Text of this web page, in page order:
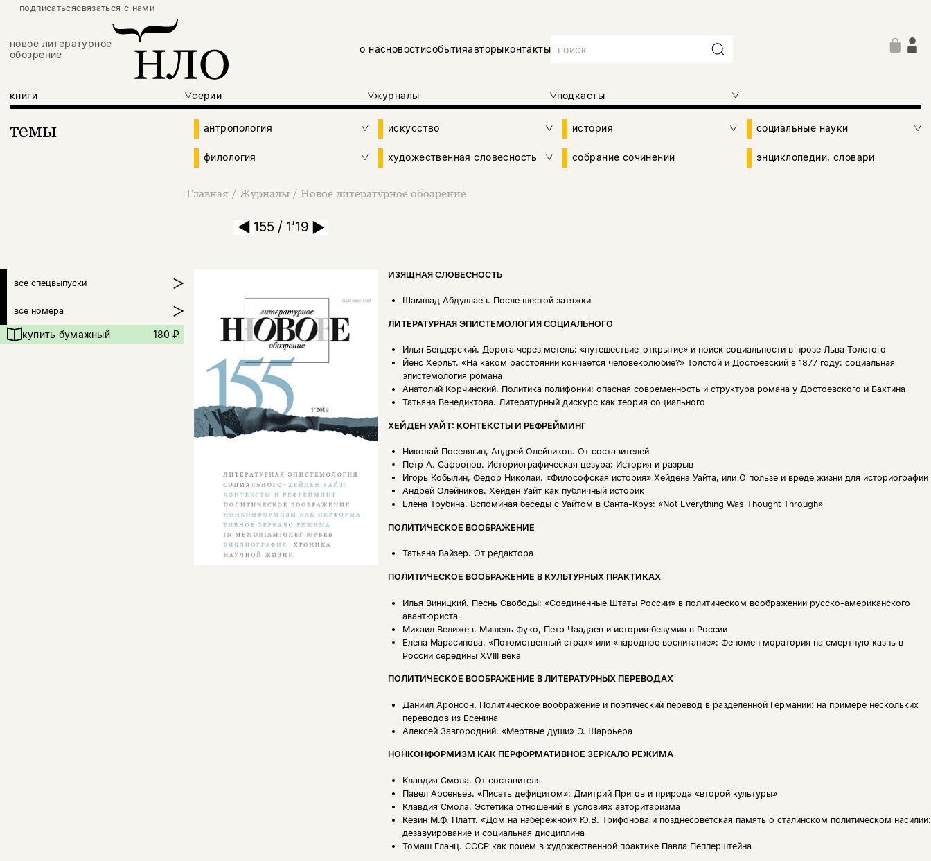
подписатьсясвязаться с нами
новое литературное
обозрение
о насновостисобытияавторыконтакты
книги серии журналы подкасты
темы антропология искусство история социальные науки
филология художественная словесность собрание сочинений энциклопедии, словари
Главная / Журналы / Новое литературное обозрение
155 / 1’19
все спецвыпуски
все номера
купить бумажный 180 ₽
ИЗЯЩНАЯ СЛОВЕСНОСТЬ
Шамшад Абдуллаев. После шестой затяжки
ЛИТЕРАТУРНАЯ ЭПИСТЕМОЛОГИЯ СОЦИАЛЬНОГО
Илья Бендерский. Дорога через метель: «путешествие-открытие» и поиск социальности в прозе Льва Толстого
Йенс Херльт. «На каком расстоянии кончается человеколюбие?» Толстой и Достоевский в 1877 году: социальная
эпистемология романа
Анатолий Корчинский. Политика полифонии: опасная современность и структура романа у Достоевского и Бахтина
Татьяна Венедиктова. Литературный дискурс как теория социального
ХЕЙДЕН УАЙТ: КОНТЕКСТЫ И РЕФРЕЙМИНГ
Николай Поселягин, Андрей Олейников. От составителей
Петр А. Сафронов. Историографическая цезура: История и разрыв
Игорь Кобылин, Федор Николаи. «Философская история» Хейдена Уайта, или О пользе и вреде жизни для историографии
Андрей Олейников. Хейден Уайт как публичный историк
Елена Трубина. Вспоминая беседы с Уайтом в Санта-Круз: «Not Everything Was Thought Through»
ПОЛИТИЧЕСКОЕ ВООБРАЖЕНИЕ
Татьяна Вайзер. От редактора
ПОЛИТИЧЕСКОЕ ВООБРАЖЕНИЕ В КУЛЬТУРНЫХ ПРАКТИКАХ
Илья Виницкий. Песнь Свободы: «Соединенные Штаты России» в политическом воображении русско-американского
авантюриста
Михаил Велижев. Мишель Фуко, Петр Чаадаев и история безумия в России
Елена Марасинова. «Потомственный страх» или «народное воспитание»: Феномен моратория на смертную казнь в
России середины XVIII века
ПОЛИТИЧЕСКОЕ ВООБРАЖЕНИЕ В ЛИТЕРАТУРНЫХ ПЕРЕВОДАХ
Даниил Аронсон. Политическое воображение и поэтический перевод в разделенной Германии: на примере нескольких
переводов из Есенина
Алексей Завгородний. «Мертвые души» Э. Шаррьера
НОНКОНФОРМИЗМ КАК ПЕРФОРМАТИВНОЕ ЗЕРКАЛО РЕЖИМА
Клавдия Смола. От составителя
Павел Арсеньев. «Писать дефицитом»: Дмитрий Пригов и природа «второй культуры»
Клавдия Смола. Эстетика отношений в условиях авторитаризма
Кевин М.Ф. Платт. «Дом на набережной» Ю.В. Трифонова и позднесоветская память о сталинском политическом насилии:
дезавуирование и социальная дисциплина
Томаш Гланц. СССР как прием в художественной практике Павла Пепперштейна